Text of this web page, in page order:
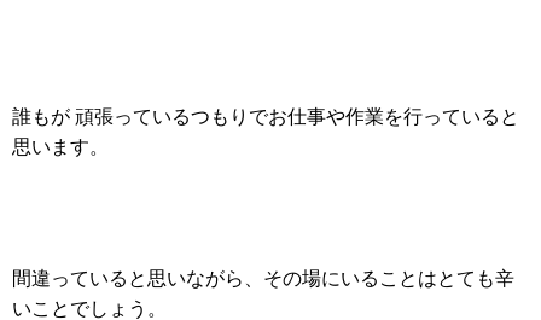
誰もが 頑張っているつもりでお仕事や作業を行っていると
思います。
間違っていると思いながら、その場にいることはとても辛
いことでしょう。